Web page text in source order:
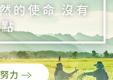
的使命 沒有
力